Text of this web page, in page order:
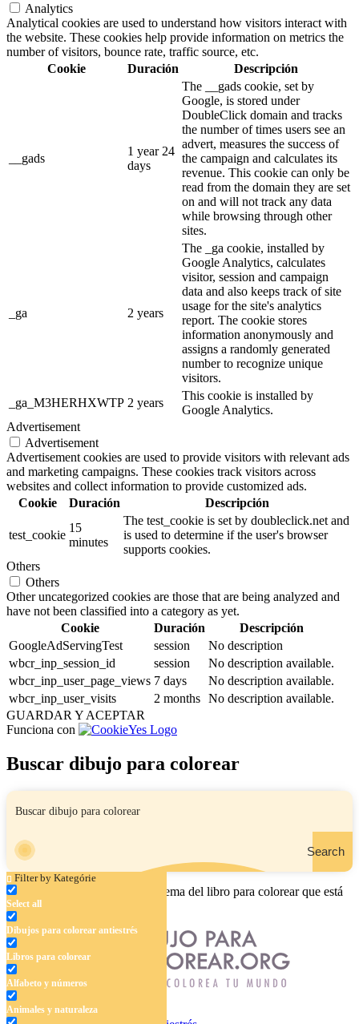
Analytics
Analytical cookies are used to understand how visitors interact with
the website. These cookies help provide information on metrics the
number of visitors, bounce rate, traffic source, etc.
Cookie
Duración Descripción
__gads
1 year 24
days
The __gads cookie, set by
Google, is stored under
DoubleClick domain and tracks
the number of times users see an
advert, measures the success of
the campaign and calculates its
revenue. This cookie can only be
read from the domain they are set
on and will not track any data
while browsing through other
sites.
_ga 2 years
The _ga cookie, installed by
Google Analytics, calculates
visitor, session and campaign
data and also keeps track of site
usage for the site's analytics
report. The cookie stores
information anonymously and
assigns a randomly generated
number to recognize unique
visitors.
_ga_M3HERHXWTP 2 years
This cookie is installed by
Google Analytics.
Advertisement
Advertisement
Advertisement cookies are used to provide visitors with relevant ads
and marketing campaigns. These cookies track visitors across
websites and collect information to provide customized ads.
Cookie
Duración Descripción
test_cookie
15
minutes
The test_cookie is set by doubleclick.net and
is used to determine if the user's browser
supports cookies.
Others
Others
Other uncategorized cookies are those that are being analyzed and
have not been classified into a category as yet.
Cookie
Duración
Descripción
GoogleAdServingTest
session
No description
wbcr_inp_session_id
session
No description available.
wbcr_inp_user_page_views 7 days
No description available.
wbcr_inp_user_visits
2 months No description available.
GUARDAR Y ACEPTAR
Funciona con
Buscar dibujo para colorear
Search
Filter by Kategórie
Select all
Dibujos para colorear antiestrés
Libros para colorear
Alfabeto y números
Animales y naturaleza
Ingrese el nombre, el área o el tema del libro para colorear que está
buscando.